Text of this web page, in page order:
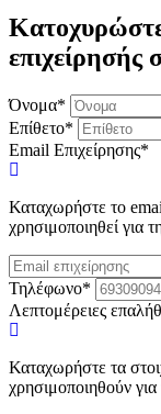
επιχείρησής
Όνομα*
Επίθετο*
Email Επιχείρησης*
Καταχωρήστε το
χρησιμοποιηθεί για
Τηλέφωνο*
Λεπτομέρειες
Καταχωρήστε τα
χρησιμοποιηθούν